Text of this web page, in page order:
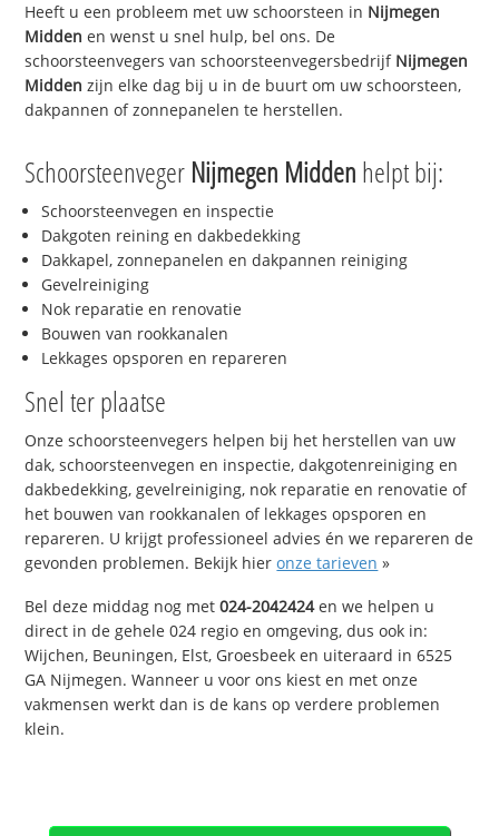
Heeft u een probleem met uw schoorsteen in Nijmegen
Midden en wenst u snel hulp, bel ons. De
schoorsteenvegers van schoorsteenvegersbedrijf Nijmegen
Midden zijn elke dag bij u in de buurt om uw schoorsteen,
dakpannen of zonnepanelen te herstellen.
Schoorsteenveger Nijmegen Midden helpt bij:
Schoorsteenvegen en inspectie
Dakgoten reining en dakbedekking
Dakkapel, zonnepanelen en dakpannen reiniging
Gevelreiniging
Nok reparatie en renovatie
Bouwen van rookkanalen
Lekkages opsporen en repareren
Snel ter plaatse
Onze schoorsteenvegers helpen bij het herstellen van uw
dak, schoorsteenvegen en inspectie, dakgotenreiniging en
dakbedekking, gevelreiniging, nok reparatie en renovatie of
het bouwen van rookkanalen of lekkages opsporen en
repareren. U krijgt professioneel advies én we repareren de
gevonden problemen. Bekijk hieronze tarieven »
Bel deze middag nog met024-2042424en we helpen u
direct in de gehele 024 regio en omgeving, dus ook in:
Wijchen, Beuningen, Elst, Groesbeek en uiteraard in 6525
GA Nijmegen. Wanneer u voor ons kiest en met onze
vakmensen werkt dan is de kans op verdere problemen
klein.